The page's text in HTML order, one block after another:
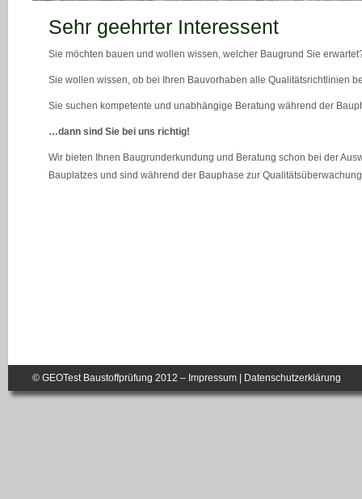
Sehr geehrter Interessent
Sie möchten bauen und wollen wissen, welcher Baugrund Sie
Sie wollen wissen, ob bei Ihren Bauvorhaben alle Qualitätsrichtlinien
Sie suchen kompetente und unabhängige Beratung während der
…dann sind Sie bei uns richtig!
Wir bieten Ihnen Baugrunderkundung und Beratung schon bei der
Bauplatzes und sind während der Bauphase zur
© GEOTest Baustoffprüfung 2012 – Impressum Datenschutzerklärung